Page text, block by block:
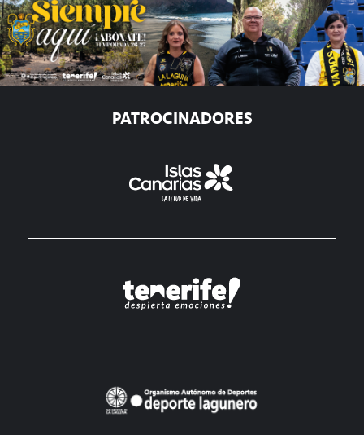
PATROCINADORES